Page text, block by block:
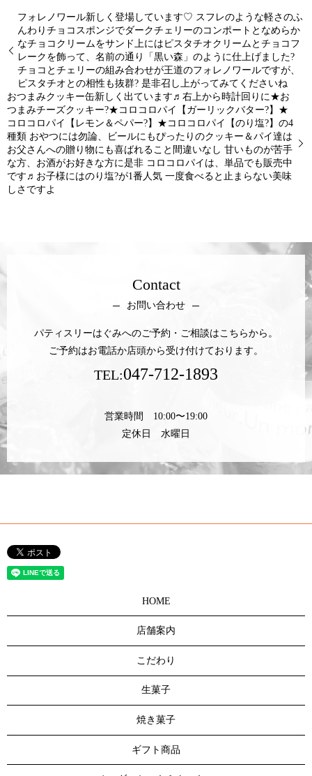
フォレノワール新しく登場しています♡ スフレのような軽さのふ
んわりチョコスポンジでダークチェリーのコンポートとなめらか
なチョコクリームをサンド上にはピスタチオクリームとチョコフ
レークを飾って、名前の通り「黒い森」のように仕上げました?
チョコとチェリーの組み合わせが王道のフォレノワールですが、
ピスタチオとの相性も抜群? 是非召し上がってみてくださいね
おつまみクッキー缶新しく出ています♬右上から時計回りに★お
つまみチーズクッキー?★コロコロパイ【ガーリックバター?】★
コロコロパイ【レモン＆ペパー?】★コロコロパイ【のり塩?】の4
種類 おやつには勿論、ビールにもぴったりのクッキー＆パイ達は
お父さんへの贈り物にも喜ばれること間違いなし 甘いものが苦手
な方、お酒がお好きな方に是非 コロコロパイは、単品でも販売中
です♬お子様にはのり塩?が1番人気 一度食べると止まらない美味
しさですよ
Contact
お問い合わせ
パティスリーはぐみへのご予約・ご相談はこちらから。
ご予約はお電話か店頭から受け付けております。
TEL:047-712-1893
営業時間 10:00〜19:00
定休日 水曜日
HOME
店舗案内
こだわり
生菓子
焼き菓子
ギフト商品